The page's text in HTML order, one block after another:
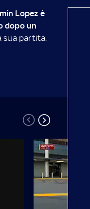
Lopez è
dopo un
sua partita.